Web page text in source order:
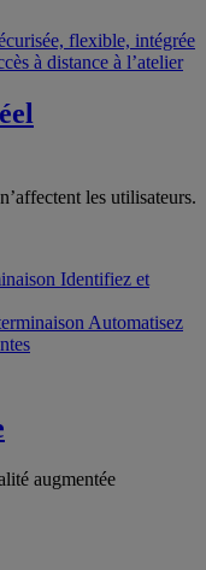
flexible, intégrée
à distance à l’atelier
les utilisateurs.
Identifiez et
Automatisez
augmentée